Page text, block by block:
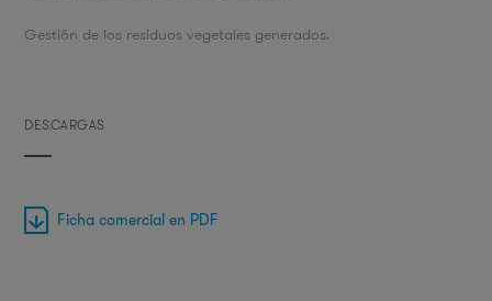
Gestión de los residuos vegetales generados.
DESCARGAS
Ficha comercial en PDF